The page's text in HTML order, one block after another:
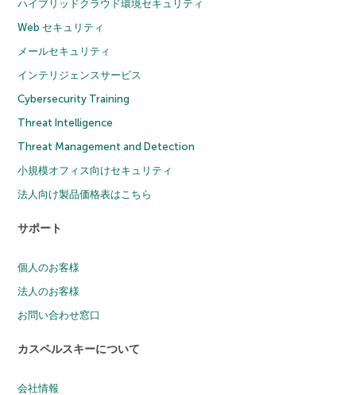
ハイブリッドクラウド環境セキュリティ
Web セキュリティ
メールセキュリティ
インテリジェンスサービス
Cybersecurity Training
Threat Intelligence
Threat Management and Detection
小規模オフィス向けセキュリティ
法人向け製品価格表はこちら
サポート
個人のお客様
法人のお客様
お問い合わせ窓口
カスペルスキーについて
会社情報